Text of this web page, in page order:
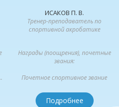
ИСАКОВ П. В.
Тренер-преподаватель по
спортивной акробатике
Награды (поощрения), почетные
звания:
Почетное спортивное звание
Подробнее